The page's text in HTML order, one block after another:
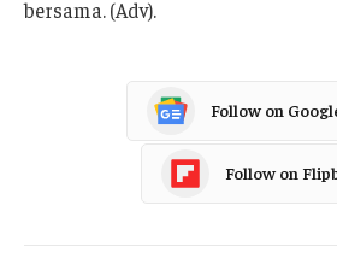
bersama. (Adv).
Follow on
Follow on